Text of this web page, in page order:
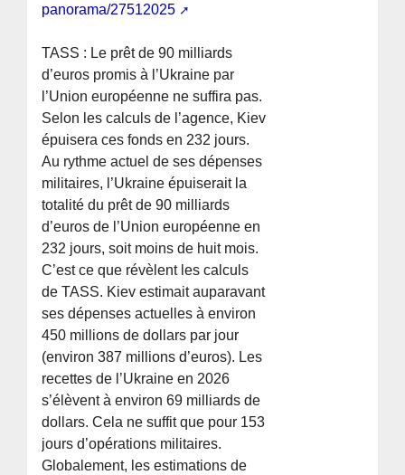
panorama/27512025
TASS : Le prêt de 90 milliards
d’euros promis à l’Ukraine par
l’Union européenne ne suffira pas.
Selon les calculs de l’agence, Kiev
épuisera ces fonds en 232 jours.
Au rythme actuel de ses dépenses
militaires, l’Ukraine épuiserait la
totalité du prêt de 90 milliards
d’euros de l’Union européenne en
232 jours, soit moins de huit mois.
C’est ce que révèlent les calculs
de TASS. Kiev estimait auparavant
ses dépenses actuelles à environ
450 millions de dollars par jour
(environ 387 millions d’euros). Les
recettes de l’Ukraine en 2026
s’élèvent à environ 69 milliards de
dollars. Cela ne suffit que pour 153
jours d’opérations militaires.
Globalement, les estimations de